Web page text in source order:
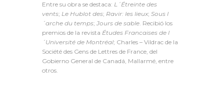
Entre su obra se destaca: L´Étreinte des
vents; Le Hublot des; Ravir: les lieux; Sous l
´arche du temps; Jours de sable. Recibió los
premios de la revista Études Francaises de l
´Université de Montréal; Charles – Vildrac de la
Société des Gens de Lettres de France, del
Gobierno General de Canadá, Mallarmé, entre
otros.